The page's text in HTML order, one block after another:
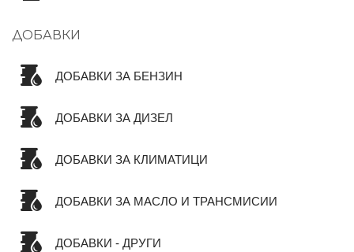
ДОБАВКИ
ДОБАВКИ ЗА БЕНЗИН
ДОБАВКИ ЗА ДИЗЕЛ
ДОБАВКИ ЗА КЛИМАТИЦИ
ДОБАВКИ ЗА МАСЛО И ТРАНСМИСИИ
ДОБАВКИ - ДРУГИ